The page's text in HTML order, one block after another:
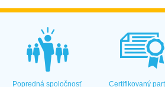
Popredná spoločnosť Certifikovaný